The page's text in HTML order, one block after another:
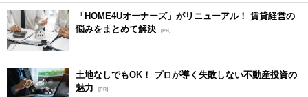
「HOME4Uオーナーズ」がリニューアル！ 賃貸経営の
悩みをまとめて解決 [PR]
土地なしでもOK！ プロが導く失敗しない不動産投資の
魅力
[PR]